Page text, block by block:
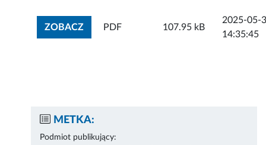
ZOBACZZOBACZ ZAŁĄCZNIK
PDF 107.95 kB
2025-05-
14:35:45
METKA:
Podmiot publikujący: